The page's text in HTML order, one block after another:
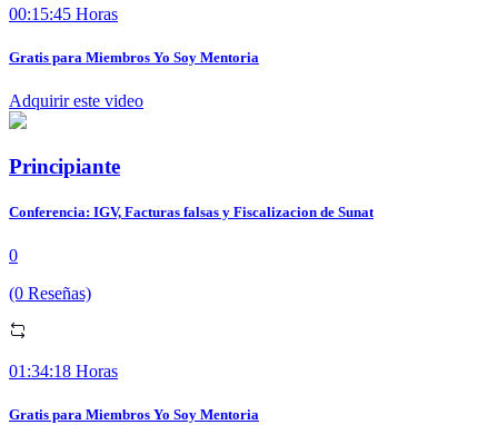
00:15:45 Horas
Gratis para Miembros Yo Soy Mentoria
Adquirir este video
Principiante
Conferencia: IGV, Facturas falsas y Fiscalizacion de Sunat
0
(0 Reseñas)
01:34:18 Horas
Gratis para Miembros Yo Soy Mentoria